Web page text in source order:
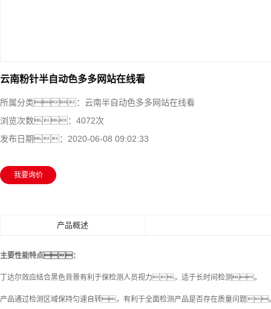
云南粉针半自动色多多网站在线看
所属分类： 云南半自动色多多网站在线看
浏览次数： 4072次
发布日期： 2020-06-08 09:02:33
我要询价
产品概述
主要性能特点：
丁达尔效应结合黑色背景有利于保检测人员视力，适于长时间检测。
产品通过检测区域保持匀速自转，有利于全面检测产品是否存在质量问题